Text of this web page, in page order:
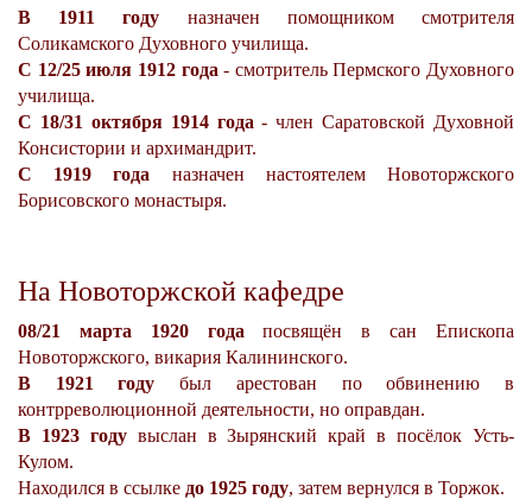
В 1911 году назначен помощником смотрителя
Соликамского Духовного училища.
С 12/25 июля 1912 года - смотритель Пермского Духовного
училища.
С 18/31 октября 1914 года - член Саратовской Духовной
Консистории и архимандрит.
С 1919 года назначен настоятелем Новоторжского
Борисовского монастыря.
На Новоторжской кафедре
08/21 марта 1920 года посвящён в сан Епископа
Новоторжского, викария Калининского.
В 1921 году был арестован по обвинению в
контрреволюционной деятельности, но оправдан.
В 1923 годувыслан в Зырянский край в посёлок Усть-
Кулом.
Находился в ссылке до 1925 году, затем вернулся в Торжок.